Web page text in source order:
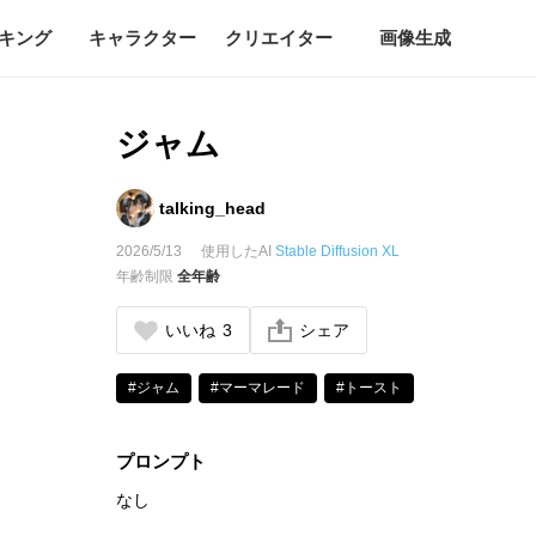
ング キャラクター クリエイター 画像生成
ジャム
talking_head
2026/5/13 使用したAIStable Diffusion XL
年齢制限全年齢
いいね 3 シェア
#ジャム #マーマレード #トースト
プロンプト
なし